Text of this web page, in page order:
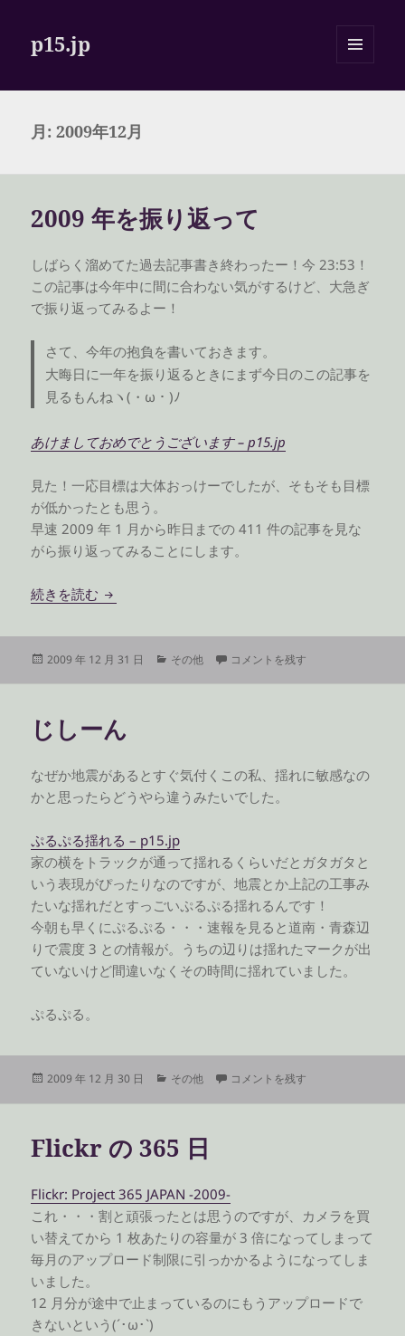
p15.jp
ーとウ
月:2009年12月
2009 年を振り返って
しばらく溜めてた過去記事書き終わったー！今 23:53！
この記事は今年中に間に合わない気がするけど、大急ぎ
で振り返ってみるよー！
さて、今年の抱負を書いておきます。
大晦日に一年を振り返るときにまず今日のこの記事を
見るもんねヽ(・ω・)ﾉ
あけましておめでとうございます – p15.jp
見た！一応目標は大体おっけーでしたが、そもそも目標
が低かったとも思う。
早速 2009 年 1 月から昨日までの 411 件の記事を見な
がら振り返ってみることにします。
続きを読む 2009 年を振り返って
投
2009 年 12 月 31 日
カ
その他 2009 年を振り返って に
コメントを残す
じしーん
なぜか地震があるとすぐ気付くこの私、揺れに敏感なの
かと思ったらどうやら違うみたいでした。
ぷるぷる揺れる – p15.jp
家の横をトラックが通って揺れるくらいだとガタガタと
いう表現がぴったりなのですが、地震とか上記の工事み
たいな揺れだとすっごいぷるぷる揺れるんです！
今朝も早くにぷるぷる・・・速報を見ると道南・青森辺
りで震度 3 との情報が。うちの辺りは揺れたマークが出
ていないけど間違いなくその時間に揺れていました。
ぷるぷる。
投
2009 年 12 月 30 日
カ
ー
その他 じしーん に
コメントを残す
Flickr の 365 日
Flickr: Project 365 JAPAN -2009-
これ・・・割と頑張ったとは思うのですが、カメラを買
い替えてから 1 枚あたりの容量が 3 倍になってしまって
毎月のアップロード制限に引っかかるようになってしま
いました。
12 月分が途中で止まっているのにもうアップロードで
きないという(´･ω･`)